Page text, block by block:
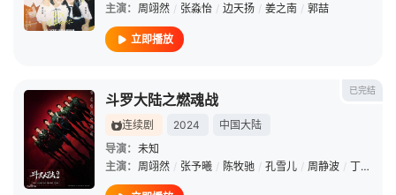
主演： 周翊然 / 张淼怡 / 边天扬 / 姜之南 / 郭喆
立即播放
已完结
斗罗大陆之燃魂战
连续剧 2024
中国大陆
导演： 未知
主演： 周翊然 / 张予曦 / 陈牧驰 / 孔雪儿 / 周静波 / 丁嘉毅